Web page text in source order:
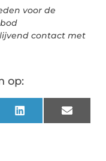
voor de
contact met
op:
LinkedIn Email